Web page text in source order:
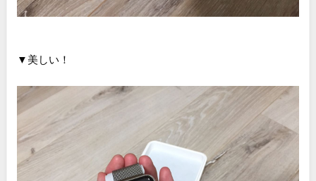
▼美しい！